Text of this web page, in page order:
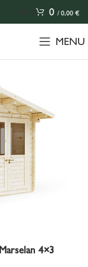
0 /0,00€
MENU
Marselan 4×3